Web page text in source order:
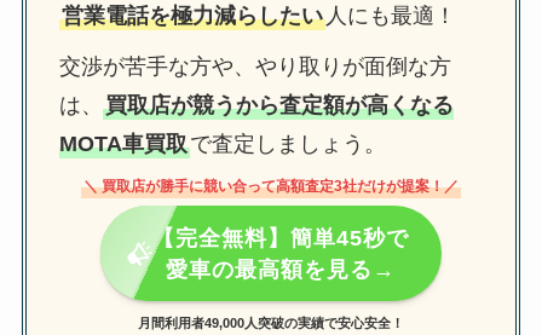
営業電話を極力減らしたい人にも最適！
交渉が苦手な方や、やり取りが面倒な方
は、 買取店が競うから査定額が高くなる
MOTA車買取で査定しましょう。
＼ 買取店が勝手に競い合って高額査定3社だけが提案！／
【完全無料】簡単45秒で
愛車の最高額を見る→
月間利用者49,000人突破の実績で安心安全！